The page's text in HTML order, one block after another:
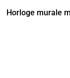
Horloge murale